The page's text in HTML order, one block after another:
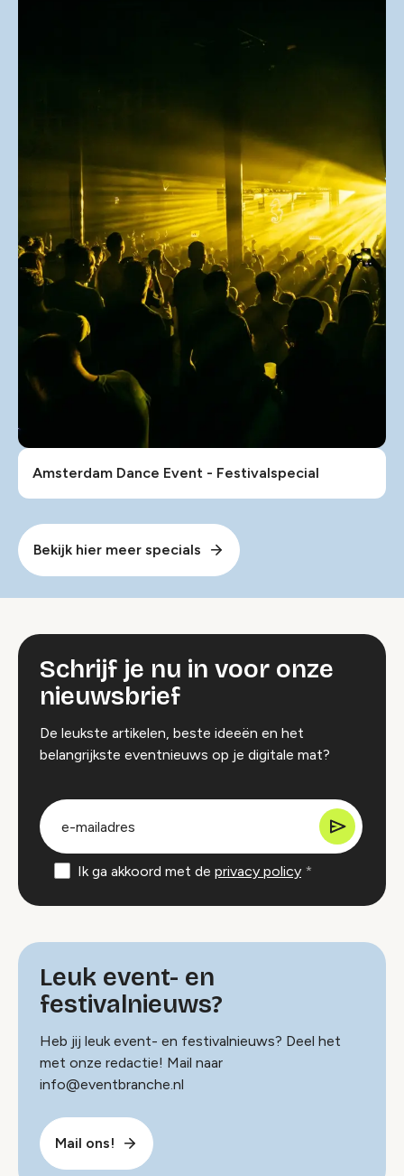
Amsterdam Dance Event - Festivalspecial
Bekijk hier meer specials
Schrijf je nu in voor onze
nieuwsbrief
De leukste artikelen, beste ideeën en het
belangrijkste eventnieuws op je digitale mat?
groep
Ik ga akkoord met de privacy policy
Leuk event- en
festivalnieuws?
Heb jij leuk event- en festivalnieuws? Deel het
met onze redactie! Mail naar
info@eventbranche.nl
Mail ons!